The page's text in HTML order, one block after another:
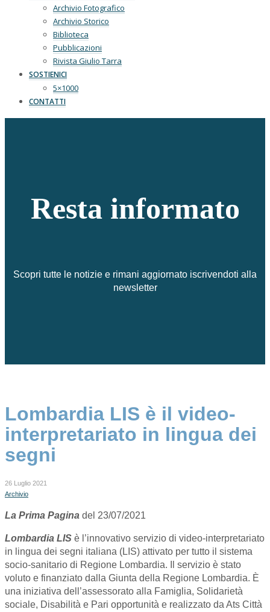
Archivio Fotografico
Archivio Storico
Biblioteca
Pubblicazioni
Rivista Giulio Tarra
SOSTIENICI
5×1000
CONTATTI
Resta informato
Scopri tutte le notizie e rimani aggiornato iscrivendoti alla
newsletter
Lombardia LIS è il video-
interpretariato in lingua dei
segni
26 Luglio 2021
Archivio
La Prima Pagina del 23/07/2021
Lombardia LIS è l’innovativo servizio di video-interpretariato
in lingua dei segni italiana (LIS) attivato per tutto il sistema
socio-sanitario di Regione Lombardia. Il servizio è stato
voluto e finanziato dalla Giunta della Regione Lombardia. È
una iniziativa dell’assessorato alla Famiglia, Solidarietà
sociale, Disabilità e Pari opportunità e realizzato da Ats Città